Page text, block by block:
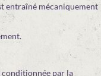
entraîné mécaniquement
conditionnée par la